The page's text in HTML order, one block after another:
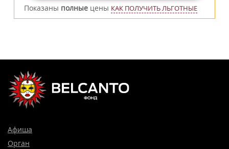
Показаны полные цены КАК ПОЛУЧИТЬ ЛЬГОТНЫЕ
Афиша
Орган